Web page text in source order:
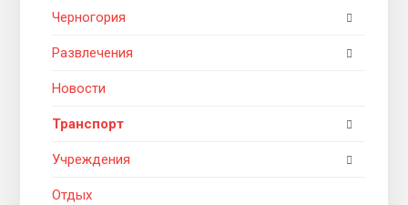
Черногория
Развлечения
Новости
Транспорт
Учреждения
Отдых